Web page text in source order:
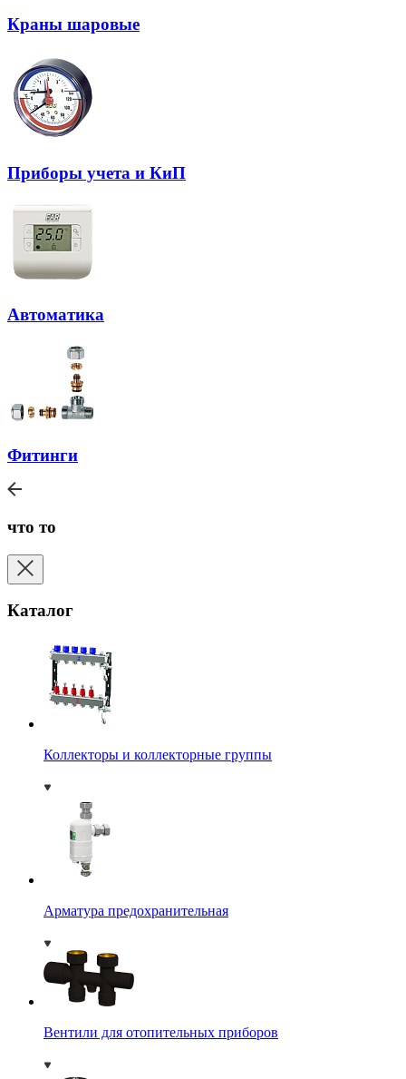
Краны шаровые
Приборы учета и КиП
Автоматика
Фитинги
что то
Каталог
Коллекторы и коллекторные группы
Арматура предохранительная
Вентили для отопительных приборов